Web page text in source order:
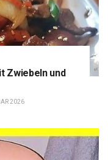
Zwiebeln und
2026